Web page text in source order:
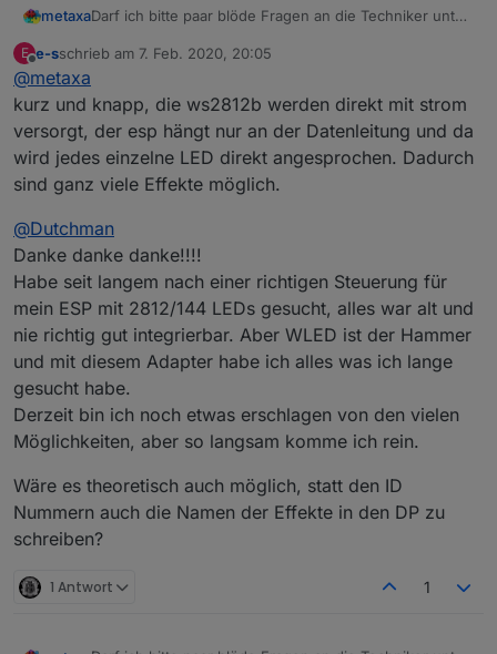
metaxaDarf ich bitte paar blöde Fragen an die Techniker unter
Ich verwende für meine "08/15" LED Stripes auf Grund
Milight und H801. Bei meinem Verständnis übernimmt
ein "Node MCU" die Steuerung mit WLED.
ein ESP (z.B. D1 Mini) übernimmt die Steuerung
der einzelnen LED´s?
Warum haben diverse Controller Ampere
Grenzen?
z.B. verträgt der H801 relativ viele Ampere, hat
ein ESP hat doch sicher die Spezifikationen nicht?
Verantwortung?
Gefühlsmäßig glaube ich nicht, dass ein WEMOS mit
einem 8266 die anlaufenden Ampere für z.B. 14m
WS2812B verträgt. Der Typ steuert in seinem Video
eine simple Hausbeleuchtung vollständig damit?
Falls jemand Zeit und Muße findet, wäre eine - für
mich als Laien verständliche - AW sehr hilfreich :-)
E
Offline
e-sschrieb am 7. Feb. 2020, 20:05
zuletzt editiert von
@metaxa
kurz und knapp, die ws2812b werden direkt mit strom
versorgt, der esp hängt nur an der Datenleitung und da
wird jedes einzelne LED direkt angesprochen. Dadurch
sind ganz viele Effekte möglich.
@Dutchman
Danke danke danke!!!!
Habe seit langem nach einer richtigen Steuerung für
mein ESP mit 2812/144 LEDs gesucht, alles war alt und
nie richtig gut integrierbar. Aber WLED ist der Hammer
und mit diesem Adapter habe ich alles was ich lange
gesucht habe.
Derzeit bin ich noch etwas erschlagen von den vielen
Möglichkeiten, aber so langsam komme ich rein.
Wäre es theoretisch auch möglich, statt den ID
Nummern auch die Namen der Effekte in den DP zu
schreiben?
1 Antwort 1